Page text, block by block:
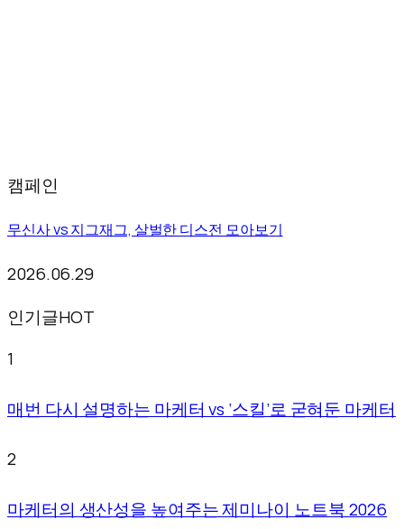
캠페인
무신사 vs 지그재그, 살벌한 디스전 모아보기
2026.06.29
인기글HOT
1
매번 다시 설명하는 마케터 vs ‘스킬’로 굳혀둔 마케터
2
마케터의 생산성을 높여주는 제미나이 노트북 2026